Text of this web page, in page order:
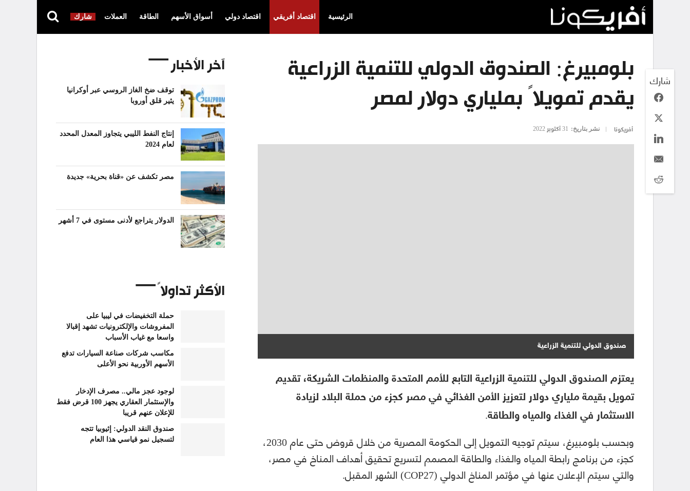
الرئيسية اقتصاد أفريقي اقتصاد دولي أسواق الأسهم الطاقة العملات شارك
بلومبيرغ: الصندوق الدولي للتنمية الزراعية
يقدم تمويلاً بملياري دولار لمصر
أفريكونا نشر بتاريخ: 31 أكتوبر 2022
صندوق الدولي للتنمية الزراعية
شارك
يعتزم الصندوق الدولي للتنمية الزراعية التابع للأمم المتحدة والمنظمات الشريكة، تقديم
تمويل بقيمة ملياري دولار لتعزيز الأمن الغذائي في مصر كجزء من حملة البلاد لزيادة
الاستثمار في الغذاء والمياه والطاقة.
وبحسب بلومبيرغ، سيتم توجيه التمويل إلى الحكومة المصرية من خلال قروض حتى عام 2030،
كجزء من برنامج رابطة المياه والغذاء والطاقة المصمم لتسريع تحقيق أهداف المناخ في مصر،
والتي سيتم الإعلان عنها في مؤتمر المناخ الدولي (COP27) الشهر المقبل.
آخر الأخبار
توقف ضخ الغاز الروسي عبر أوكرانيا
يثير قلق أوروبا
إنتاج النفط الليبي يتجاوز المعدل المحدد
لعام 2024
مصر تكشف عن «قناة بحرية» جديدة
الدولار يتراجع لأدنى مستوى في 7 أشهر
الأكثر تداولاً
حملة التخفيضات في ليبيا على
المفروشات والإلكترونيات تشهد إقبالا
واسعا مع غياب الأسباب
مكاسب شركات صناعة السيارات تدفع
الأسهم الأوربية نحو الأعلى
لوجود عجز مالي.. مصرف الإدخار
والإستثمار العقاري يجهز 100 قرض فقط
للإعلان عنهم قريبا
صندوق النقد الدولي: إثيوبيا تتجه
لتسجيل نمو قياسي هذا العام